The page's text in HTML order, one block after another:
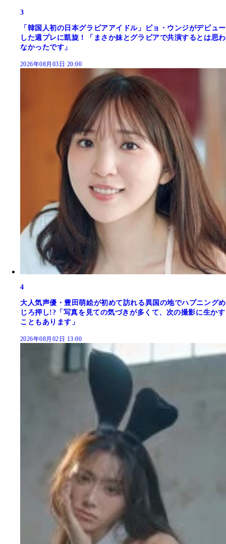
3
「韓国人初の日本グラビアアイドル」ピョ・ウンジがデビュー
した週プレに凱旋！「まさか妹とグラビアで共演するとは思わ
なかったです」
2026年08月03日 20:00
4
大人気声優・豊田萌絵が初めて訪れる異国の地でハプニングめ
じろ押し!?「写真を見ての気づきが多くて、次の撮影に生かす
こともあります」
2026年08月02日 13:00